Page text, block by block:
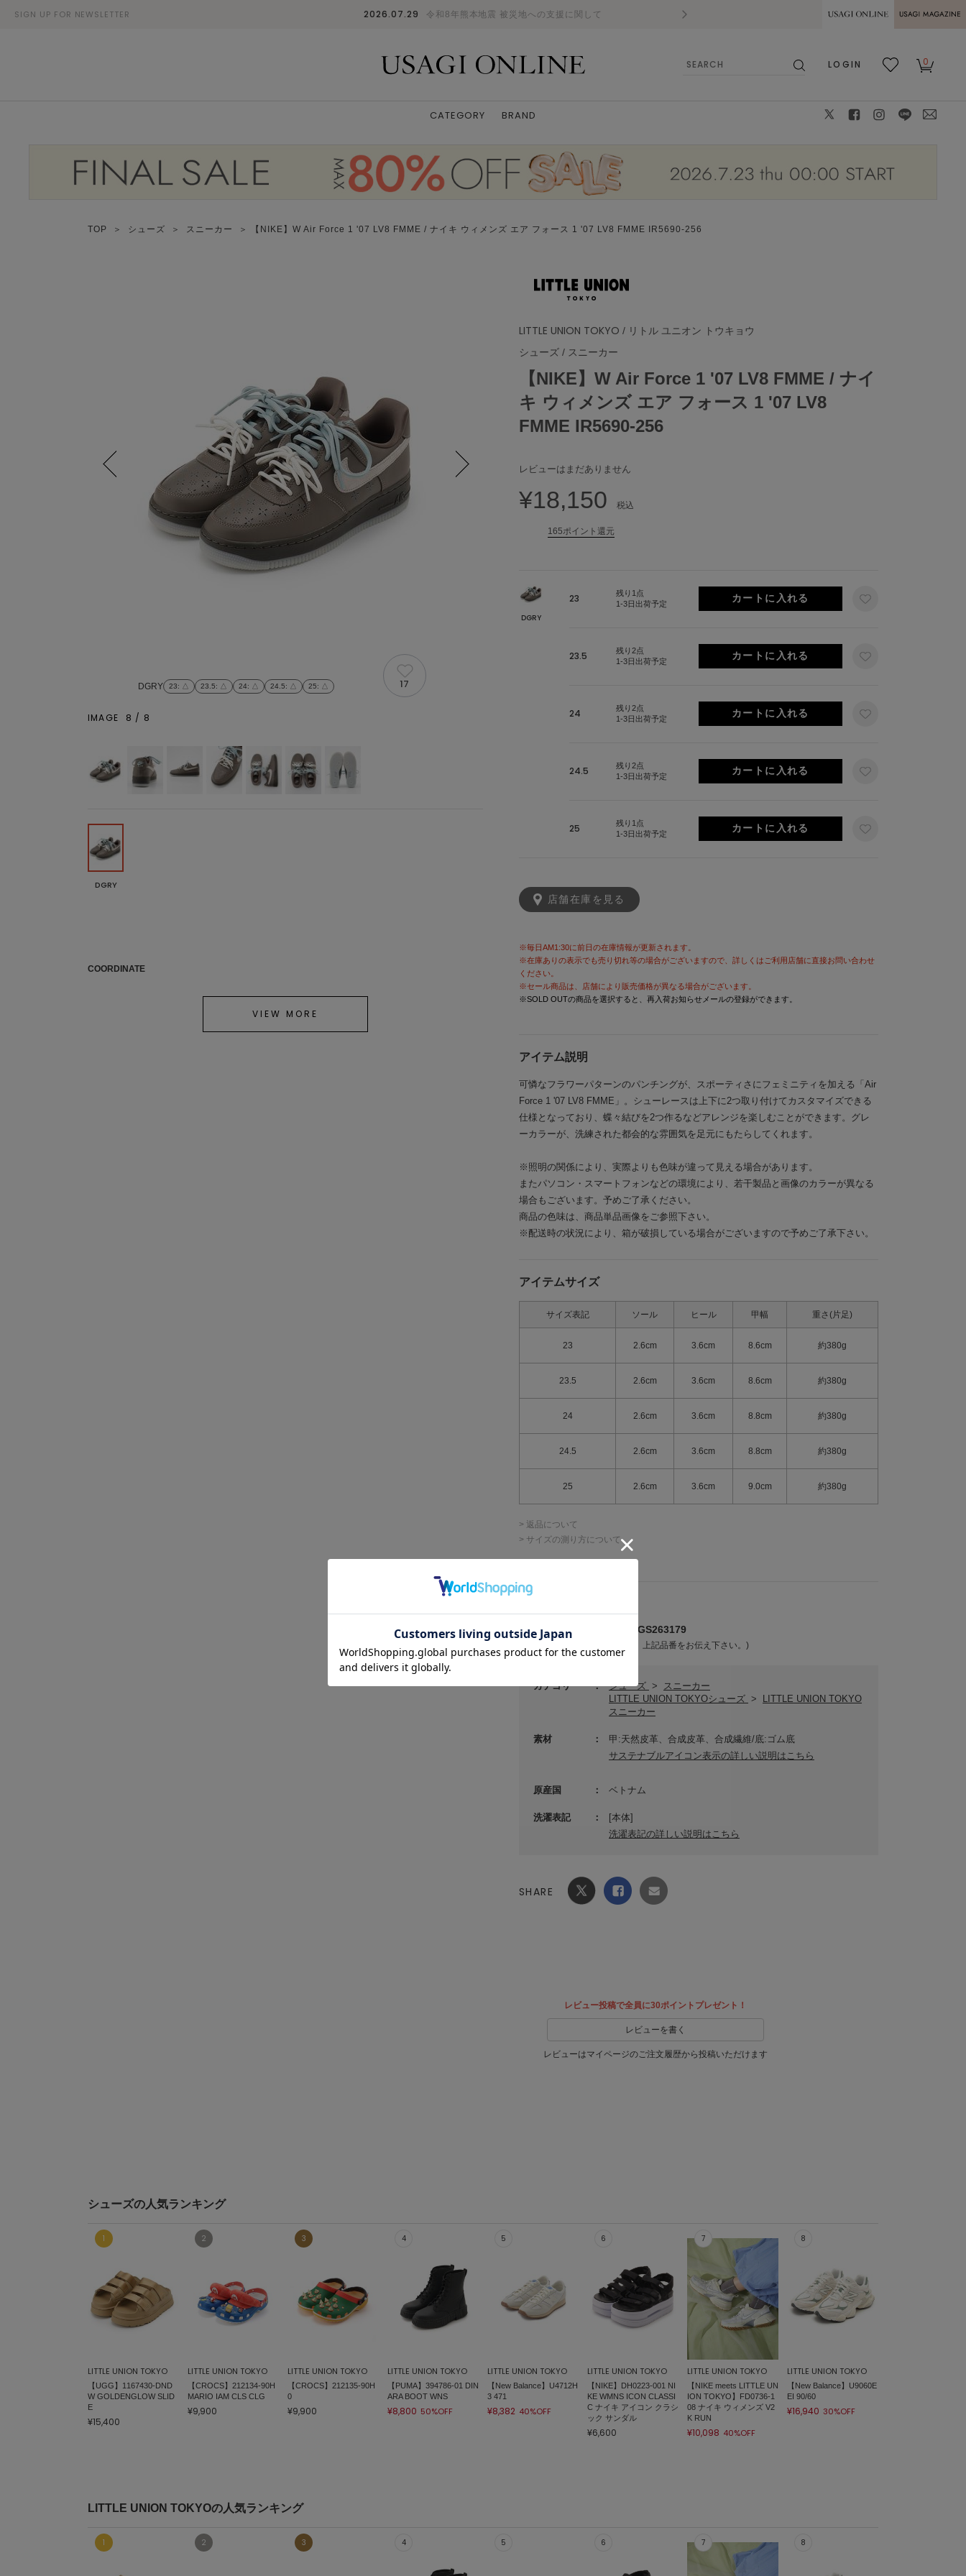
SIGN UP FOR NEWSLETTER 2026.07.29 令和8年熊本地震 被災地への支援に関して 熊本県熊本地方を震源とする地震の影響に
MAGAZINE
LOGIN
0
CATEGORY BRAND
TOP ＞ シューズ ＞ スニーカー ＞ 【NIKE】W Air Force 1 '07 LV8 FMME / ナイキ ウィメンズ エア フォース 1 '07 LV8 FMME IR5690-256
LITTLE UNION TOKYO / リトル ユニオン トウキョウ
シューズ / スニーカー
【NIKE】W Air Force 1 '07 LV8 FMME / ナイ
キ ウィメンズ エア フォース 1 '07 LV8
FMME IR5690-256
レビューはまだありません
¥18,150 税込
165ポイント還元
DGRY
23
残り1点
1-3日出荷予定
23.5
残り2点
1-3日出荷予定
24
残り2点
1-3日出荷予定
24.5
残り2点
1-3日出荷予定
25
残り1点
1-3日出荷予定
店舗在庫を見る
※毎日AM1:30に前日の在庫情報が更新されます。
※在庫ありの表示でも売り切れ等の場合がございますので、詳しくはご利用店舗に直接お問い合わせ
ください。
※セール商品は、店舗により販売価格が異なる場合がございます。
※SOLD OUTの商品を選択すると、再入荷お知らせメールの登録ができます。
アイテム説明
可憐なフラワーパターンのパンチングが、スポーティさにフェミニティを加える「Air
Force 1 '07 LV8 FMME」。シューレースは上下に2つ取り付けてカスタマイズできる
仕様となっており、蝶々結びを2つ作るなどアレンジを楽しむことができます。グレ
ーカラーが、洗練された都会的な雰囲気を足元にもたらしてくれます。
※照明の関係により、実際よりも色味が違って見える場合があります。
またパソコン・スマートフォンなどの環境により、若干製品と画像のカラーが異なる
場合もございます。予めご了承ください。
商品の色味は、商品単品画像をご参照下さい。
※配送時の状況により、箱が破損している場合がございますので予めご了承下さい。
アイテムサイズ
サイズ表記 ソール ヒール 甲幅 重さ(片足)
23 2.6cm 3.6cm 8.6cm 約380g
23.5 2.6cm 3.6cm 8.6cm 約380g
24 2.6cm 3.6cm 8.8cm 約380g
24.5 2.6cm 3.6cm 8.8cm 約380g
25 2.6cm 3.6cm 9.0cm 約380g
> 返品について
> サイズの測り方について
メーカー品番 ： 17WGS263179
(店舗でお問い合わせの際には、上記品番をお伝え下さい。)
カテゴリ シューズ >
スニーカー
LITTLE UNION TOKYOシューズ >
LITTLE UNION TOKYO
スニーカー
素材
甲:天然皮革、合成皮革、合成繊維/底:ゴム底
サステナブルアイコン表示の詳しい説明はこちら
原産国 ベトナム
洗濯表記
[本体]
洗濯表記の詳しい説明はこちら
SHARE
DGRY 23: △ 23.5: △ 24: △ 24.5: △ 25: △ 17
IMAGE 8 / 8
DGRY
COORDINATE
VIEW MORE
レビュー投稿で全員に30ポイントプレゼント！
レビューを書く
レビューはマイページのご注文履歴から投稿いただけます
シューズの人気ランキング
LITTLE UNION TOKYO
【UGG】1167430-DND
W GOLDENGLOW SLID
E
¥15,400
LITTLE UNION TOKYO
【CROCS】212134-90H
MARIO IAM CLS CLG
¥9,900
LITTLE UNION TOKYO
【CROCS】212135-90H
0
¥9,900
LITTLE UNION TOKYO
【PUMA】394786-01 DIN
ARA BOOT WNS
¥8,800 50%OFF
LITTLE UNION TOKYO
【New Balance】U4712H
3 471
¥8,382 40%OFF
LITTLE UNION TOKYO
【NIKE】DH0223-001 NI
KE WMNS ICON CLASSI
C ナイキ アイコン クラシ
ック サンダル
¥6,600
LITTLE UNION TOKYO
【NIKE meets LITTLE UN
ION TOKYO】FD0736-1
08 ナイキ ウィメンズ V2
K RUN
¥10,098 40%OFF
LITTLE UNION TOKYO
【New Balance】U9060E
EI 90/60
¥16,940 30%OFF
LITTLE UNION TOKYOの人気ランキング